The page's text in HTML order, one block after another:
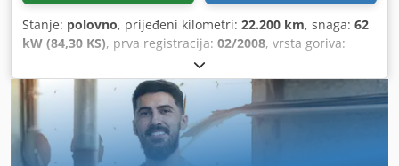
Stanje: polovno, prijeđeni kilometri: 22.200 km, snaga: 62
kW (84,30 KS), prva registracija: 02/2008, vrsta goriva:
4.500 kg, boja:
klasa:Euro 3, broj sjedišta:2,